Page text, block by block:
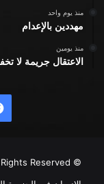
منذ يوم واحد
مهددين بالإعدام
منذ يومين
الاعتقال جريمة لا